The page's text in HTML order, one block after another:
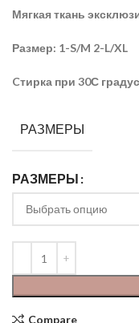
Мягкая ткань
Размер: 1-S/M 2-L/XL
Cтирка при 30С
РАЗМЕРЫ
РАЗМЕРЫ
Compare